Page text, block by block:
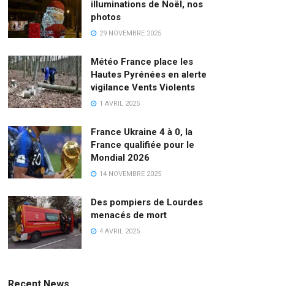
illuminations de Noël, nos
photos
29 NOVEMBRE 2025
Météo France place les
Hautes Pyrénées en alerte
vigilance Vents Violents
1 AVRIL 2025
France Ukraine 4 à 0, la
France qualifiée pour le
Mondial 2026
14 NOVEMBRE 2025
Des pompiers de Lourdes
menacés de mort
4 AVRIL 2025